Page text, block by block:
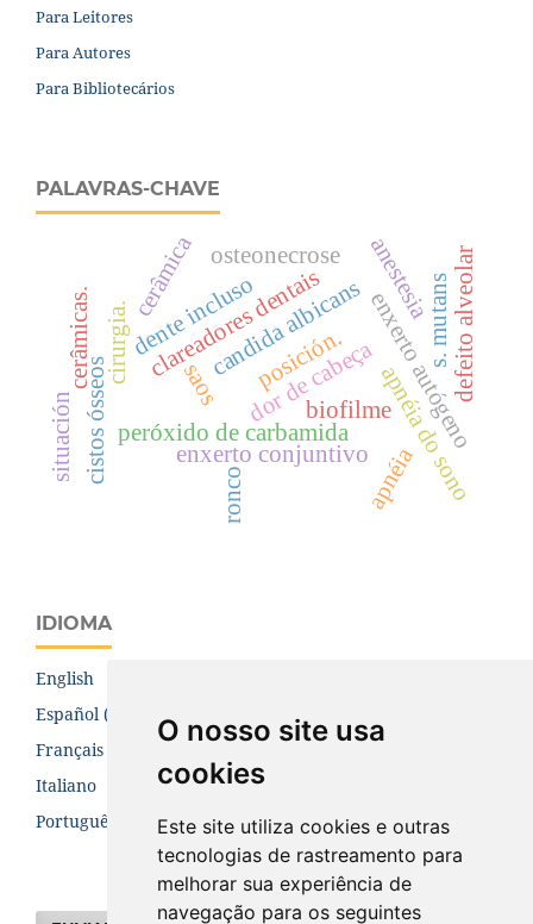
O nosso site usa
cookies
Este site utiliza cookies e outras
tecnologias de rastreamento para
melhorar sua experiência de
navegação para os seguintes
Para Leitores
Para Autores
Para Bibliotecários
PALAVRAS-CHAVE
dente incluso
dor de cabeça
candida albicans
clareadores dentais
peróxido de carbamida enxerto autógeno
defeito alveolar
apnéia do sono
cistos ósseos
cirurgia.
cerâmicas. s. mutans
enxerto conjuntivo
situación
posición.
cerâmica anestesia
ronco apnéia
saos biofilme
osteonecrose
IDIOMA
English
Español (España)
Français (Canada)
Italiano
Português (Brasil)